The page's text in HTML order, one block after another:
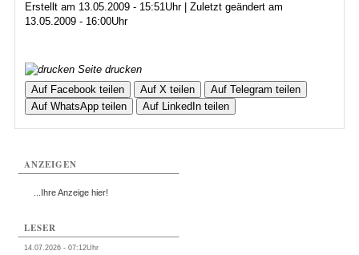
Erstellt am 13.05.2009 - 15:51Uhr | Zuletzt geändert am
13.05.2009 - 16:00Uhr
Seite drucken
Auf Facebook teilen
Auf X teilen
Auf Telegram teilen
Auf WhatsApp teilen
Auf LinkedIn teilen
ANZEIGEN
...Ihre Anzeige hier!
LESER
14.07.2026 - 07:12Uhr